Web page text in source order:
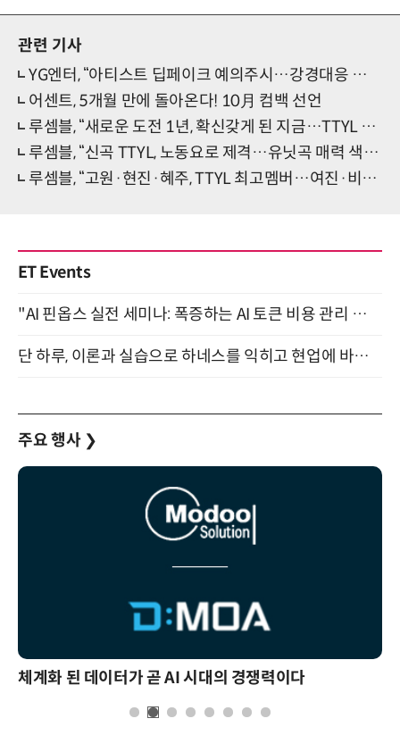
관련 기사
YG엔터, “아티스트 딥페이크 예의주시…강경대응 할 것”(공식)
어센트, 5개월 만에 돌아온다! 10月 컴백 선언
루셈블, “새로운 도전 1년, 확신갖게 된 지금…TTYL 자신있어”(인터뷰④)
루셈블, “신곡 TTYL, 노동요로 제격…유닛곡 매력 색달라”(인터뷰③)
루셈블, “고원·현진·혜주, TTYL 최고멤버…여진·비비 성장면모”(인터뷰②)
ET Events
"AI 핀옵스 실전 세미나: 폭증하는 AI 토큰 비용 관리 전략" 8월 21일 개최
단 하루, 이론과 실습으로 하네스를 익히고 현업에 바로 쓰는 핸즈온 워크숍 (8/20)
주요 행사 ❯
체계화 된 데이터가 곧 AI 시대의 경쟁력이다